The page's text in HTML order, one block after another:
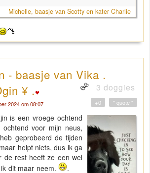
Michelle, baasje van Scotty en kater Charlie
- baasje van Vika .
¥ .
3 doggies
2024 om 08:07 " quote "
+0
een vroege ochtend
voor mijn neus,
geprobeerd de tijden
helpt niets, dus ik ga
de rest heeft ze een wel
dit maar neem.
.